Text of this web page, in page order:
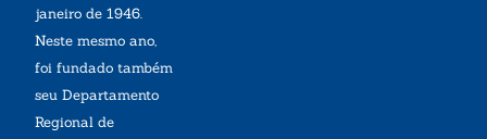
janeiro de 1946.
Neste mesmo ano,
foi fundado também
seu Departamento
Regional de